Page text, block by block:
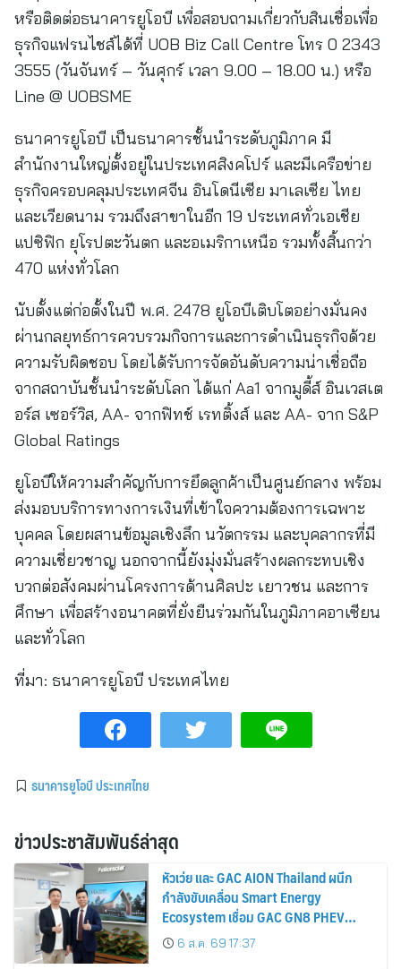
หรือติดต่อธนาคารยูโอบี เพื่อสอบถามเกี่ยวกับสินเชื่อเพื่อ
ธุรกิจแฟรนไชส์ได้ที่ UOB Biz Call Centre โทร 0 2343
3555 (วันจันทร์ – วันศุกร์ เวลา 9.00 – 18.00 น.) หรือ
Line @ UOBSME
ธนาคารยูโอบี เป็นธนาคารชั้นนำระดับภูมิภาค มี
สำนักงานใหญ่ตั้งอยู่ในประเทศสิงคโปร์ และมีเครือข่าย
ธุรกิจครอบคลุมประเทศจีน อินโดนีเซีย มาเลเซีย ไทย
และเวียดนาม รวมถึงสาขาในอีก 19 ประเทศทั่วเอเชีย
แปซิฟิก ยุโรปตะวันตก และอเมริกาเหนือ รวมทั้งสิ้นกว่า
470 แห่งทั่วโลก
นับตั้งแต่ก่อตั้งในปี พ.ศ. 2478 ยูโอบีเติบโตอย่างมั่นคง
ผ่านกลยุทธ์การควบรวมกิจการและการดำเนินธุรกิจด้วย
ความรับผิดชอบ โดยได้รับการจัดอันดับความน่าเชื่อถือ
จากสถาบันชั้นนำระดับโลก ได้แก่ Aa1 จากมูดี้ส์ อินเวสเต
อร์ส เซอร์วิส, AA- จากฟิทช์ เรทติ้งส์ และ AA- จาก S&P
Global Ratings
ยูโอบีให้ความสำคัญกับการยึดลูกค้าเป็นศูนย์กลาง พร้อม
ส่งมอบบริการทางการเงินที่เข้าใจความต้องการเฉพาะ
บุคคล โดยผสานข้อมูลเชิงลึก นวัตกรรม และบุคลากรที่มี
ความเชี่ยวชาญ นอกจากนี้ยังมุ่งมั่นสร้างผลกระทบเชิง
บวกต่อสังคมผ่านโครงการด้านศิลปะ เยาวชน และการ
ศึกษา เพื่อสร้างอนาคตที่ยั่งยืนร่วมกันในภูมิภาคอาเซียน
และทั่วโลก
ที่มา: ธนาคารยูโอบี ประเทศไทย
ธนาคารยูโอบี ประเทศไทย
ข่าวประชาสัมพันธ์ล่าสุด
หัวเว่ย และ GAC AION Thailand ผนึก
กำลังขับเคลื่อน Smart Energy
Ecosystem เชื่อม GAC GN8 PHEV
รถยนต์ MPV ระดับพรีเมียม เข้ากับ
พลังงานแสงอาทิตย์ภายในบ้าน
6 ส.ค. 69 17:37